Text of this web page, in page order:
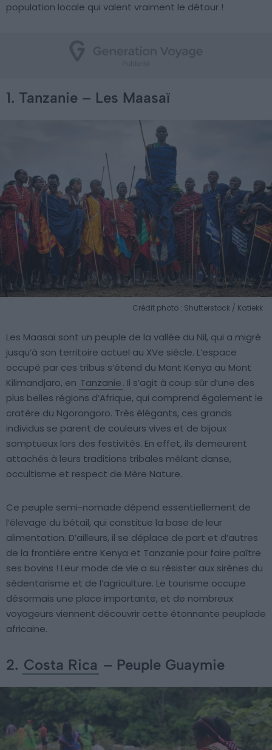
population locale qui valent vraiment le détour !
1. Tanzanie – Les Maasaï
Crédit photo : Shutterstock / Katiekk
Les Maasaï sont un peuple de la vallée du Nil, qui a migré
jusqu’à son territoire actuel au XVe siècle. L’espace
occupé par ces tribus s’étend du Mont Kenya au Mont
Kilimandjaro, en Tanzanie. Il s’agit à coup sûr d’une des
plus belles régions d’Afrique, qui comprend également le
cratère du Ngorongoro. Très élégants, ces grands
individus se parent de couleurs vives et de bijoux
somptueux lors des festivités. En effet, ils demeurent
attachés à leurs traditions tribales mêlant danse,
occultisme et respect de Mère Nature.
Ce peuple semi-nomade dépend essentiellement de
l’élevage du bétail, qui constitue la base de leur
alimentation. D’ailleurs, il se déplace de part et d’autres
de la frontière entre Kenya et Tanzanie pour faire paître
ses bovins ! Leur mode de vie a su résister aux sirènes du
sédentarisme et de l’agriculture. Le tourisme occupe
désormais une place importante, et de nombreux
voyageurs viennent découvrir cette étonnante peuplade
africaine.
2. Costa Rica – Peuple Guaymie